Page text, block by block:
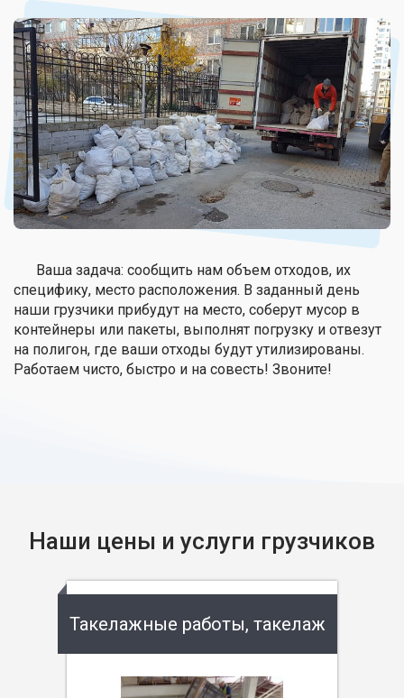
Ваша задача: сообщить нам объем отходов, их
специфику, место расположения. В заданный день
наши грузчики прибудут на место, соберут мусор в
контейнеры или пакеты, выполнят погрузку и отвезут
на полигон, где ваши отходы будут утилизированы.
Работаем чисто, быстро и на совесть! Звоните!
Наши цены и услуги грузчиков
Такелажные работы, такелаж